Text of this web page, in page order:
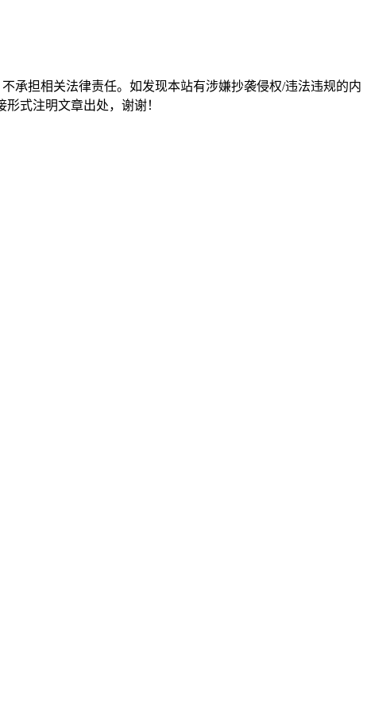
承担相关法律责任。如发现本站有涉嫌抄袭侵权/违法违规的内
式注明文章出处，谢谢！